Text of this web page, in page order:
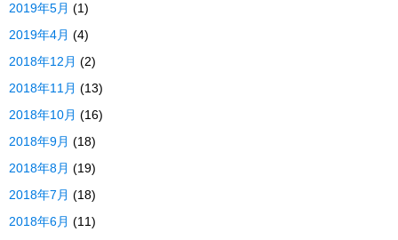
2019年5月 (1)
2019年4月 (4)
2018年12月 (2)
2018年11月 (13)
2018年10月 (16)
2018年9月 (18)
2018年8月 (19)
2018年7月 (18)
2018年6月 (11)